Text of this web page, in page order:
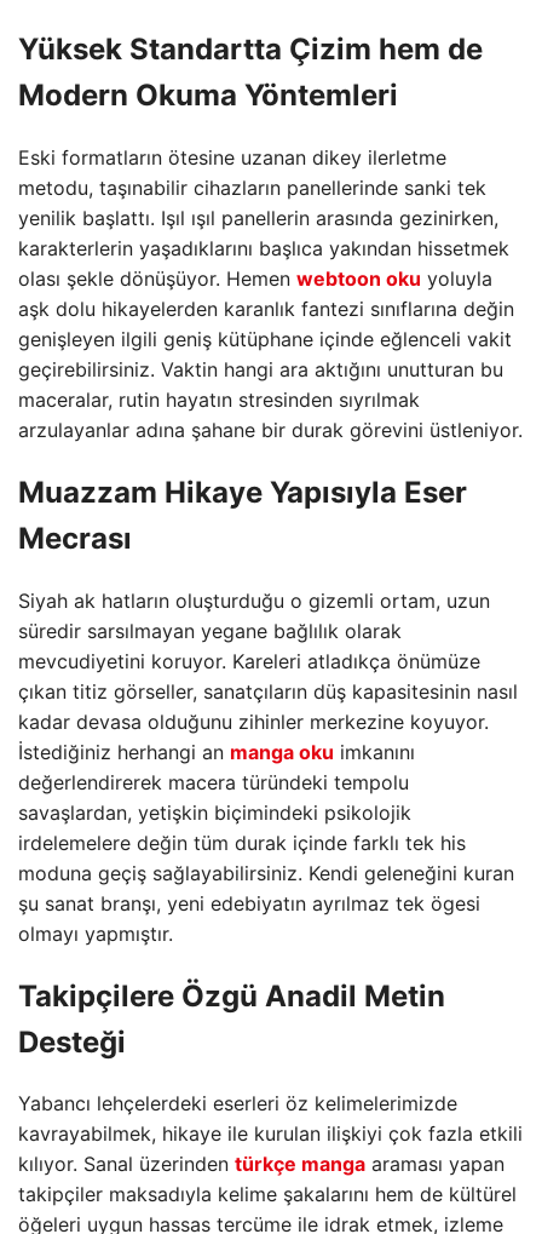
Yüksek Standartta Çizim hem de
Modern Okuma Yöntemleri
Eski formatların ötesine uzanan dikey ilerletme
metodu, taşınabilir cihazların panellerinde sanki tek
yenilik başlattı. Işıl ışıl panellerin arasında gezinirken,
karakterlerin yaşadıklarını başlıca yakından hissetmek
olası şekle dönüşüyor. Hemen webtoon oku yoluyla
aşk dolu hikayelerden karanlık fantezi sınıflarına değin
genişleyen ilgili geniş kütüphane içinde eğlenceli vakit
geçirebilirsiniz. Vaktin hangi ara aktığını unutturan bu
maceralar, rutin hayatın stresinden sıyrılmak
arzulayanlar adına şahane bir durak görevini üstleniyor.
Muazzam Hikaye Yapısıyla Eser
Mecrası
Siyah ak hatların oluşturduğu o gizemli ortam, uzun
süredir sarsılmayan yegane bağlılık olarak
mevcudiyetini koruyor. Kareleri atladıkça önümüze
çıkan titiz görseller, sanatçıların düş kapasitesinin nasıl
kadar devasa olduğunu zihinler merkezine koyuyor.
İstediğiniz herhangi an manga oku imkanını
değerlendirerek macera türündeki tempolu
savaşlardan, yetişkin biçimindeki psikolojik
irdelemelere değin tüm durak içinde farklı tek his
moduna geçiş sağlayabilirsiniz. Kendi geleneğini kuran
şu sanat branşı, yeni edebiyatın ayrılmaz tek ögesi
olmayı yapmıştır.
Takipçilere Özgü Anadil Metin
Desteği
Yabancı lehçelerdeki eserleri öz kelimelerimizde
kavrayabilmek, hikaye ile kurulan ilişkiyi çok fazla etkili
kılıyor. Sanal üzerinden türkçe manga araması yapan
takipçiler maksadıyla kelime şakalarını hem de kültürel
öğeleri uygun hassas tercüme ile idrak etmek, izleme